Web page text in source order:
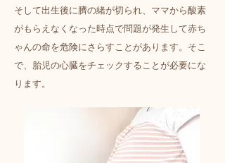
そして出生後に臍の緒が切られ、ママから酸素
がもらえなくなった時点で問題が発生して赤ち
ゃんの命を危険にさらすことがあります。そこ
で、胎児の心臓をチェックすることが必要にな
ります。